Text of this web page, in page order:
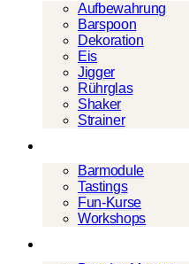
Aufbewahrung
Barspoon
Dekoration
Eis
Jigger
Rührglas
Shaker
Strainer
Barmodule
Tastings
Fun-Kurse
Workshops